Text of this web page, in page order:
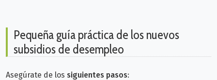
Pequeña guía práctica de los nuevos
subsidios de desempleo
Asegúrate de los siguientes pasos: